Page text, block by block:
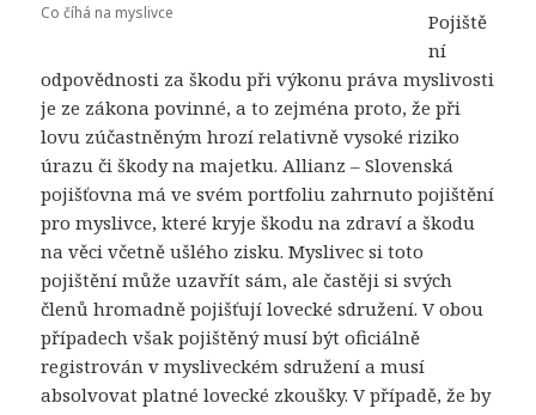
Co číhá na myslivce
Pojiště
ní
odpovědnosti za škodu při výkonu práva myslivosti
je ze zákona povinné, a to zejména proto, že při
lovu zúčastněným hrozí relativně vysoké riziko
úrazu či škody na majetku. Allianz – Slovenská
pojišťovna má ve svém portfoliu zahrnuto pojištění
pro myslivce, které kryje škodu na zdraví a škodu
na věci včetně ušlého zisku. Myslivec si toto
pojištění může uzavřít sám, ale častěji si svých
členů hromadně pojišťují lovecké sdružení. V obou
případech však pojištěný musí být oficiálně
registrován v mysliveckém sdružení a musí
absolvovat platné lovecké zkoušky. V případě, že by